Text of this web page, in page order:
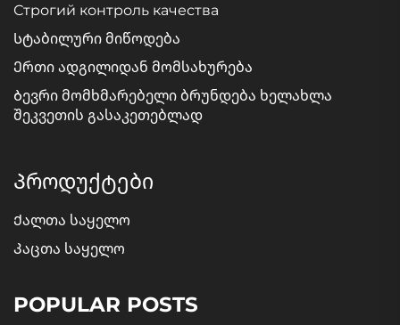
Строгий контроль качества
Სტაბილური მიწოდება
Ერთი ადგილიდან მომსახურება
Ბევრი მომხმარებელი ბრუნდება ხელახლა
შეკვეთის გასაკეთებლად
Პროდუქტები
Ქალთა საყელო
Კაცთა საყელო
POPULAR POSTS